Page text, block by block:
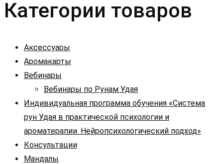
Категории товаров
Аксессуары
Аромакарты
Вебинары
Вебинары по Рунам Удая
Индивидуальная программа обучения «Система
рун Удая в практической психологии и
ароматерапии. Нейропсихологический подход»
Консультации
Мандалы